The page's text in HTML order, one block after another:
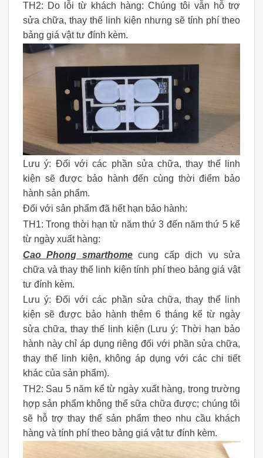
TH2: Do lỗi từ khách hàng: Chúng tôi vẫn hỗ trợ
sửa chữa, thay thế linh kiện nhưng sẽ tính phí theo
bảng giá vật tư đính kèm.
Lưu ý: Đối với các phần sửa chữa, thay thế linh
kiện sẽ được bảo hành đến cùng thời điểm bảo
hành sản phẩm.
Đối với sản phẩm đã hết hạn bảo hành:
TH1: Trong thời hạn từ năm thứ 3 đến năm thứ 5 kể
từ ngày xuất hàng:
Cao Phong smarthomecung cấp dịch vụ sửa
chữa và thay thế linh kiện tính phí theo bảng giá vật
tư đính kèm.
Lưu ý: Đối với các phần sửa chữa, thay thế linh
kiện sẽ được bảo hành thêm 6 tháng kể từ ngày
sửa chữa, thay thế linh kiện (Lưu ý: Thời hạn bảo
hành này chỉ áp dụng riêng đối với phần sửa chữa,
thay thế linh kiện, không áp dụng với các chi tiết
khác của sản phẩm).
TH2: Sau 5 năm kể từ ngày xuất hàng, trong trường
hợp sản phẩm không thể sữa chữa được; chúng tôi
sẽ hỗ trợ thay thế sản phẩm theo nhu cầu khách
hàng và tính phí theo bảng giá vật tư đính kèm.